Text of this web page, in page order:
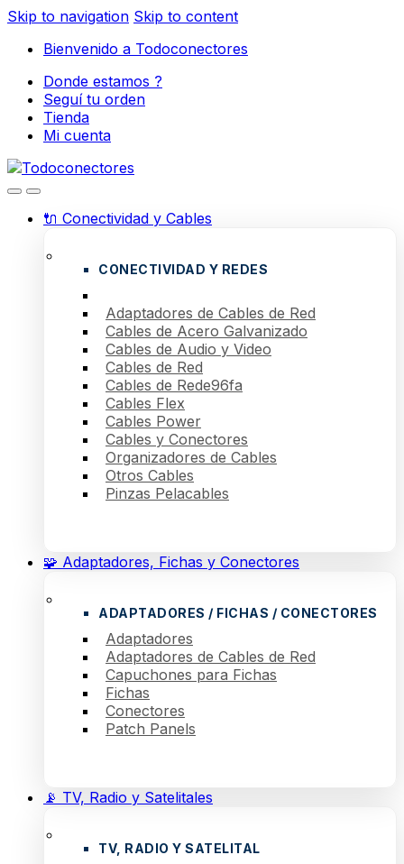
Skip to navigation Skip to content
Bienvenido a Todoconectores
Donde estamos ?
Seguí tu orden
Tienda
Mi cuenta
🔌 Conectividad y Cables
CONECTIVIDAD Y REDES
Adaptadores de Cables de Red
Cables de Acero Galvanizado
Cables de Audio y Video
Cables de Red
Cables de Rede96fa
Cables Flex
Cables Power
Cables y Conectores
Organizadores de Cables
Otros Cables
Pinzas Pelacables
🧩 Adaptadores, Fichas y Conectores
ADAPTADORES / FICHAS / CONECTORES
Adaptadores
Adaptadores de Cables de Red
Capuchones para Fichas
Fichas
Conectores
Patch Panels
📡 TV, Radio y Satelitales
TV, RADIO Y SATELITAL